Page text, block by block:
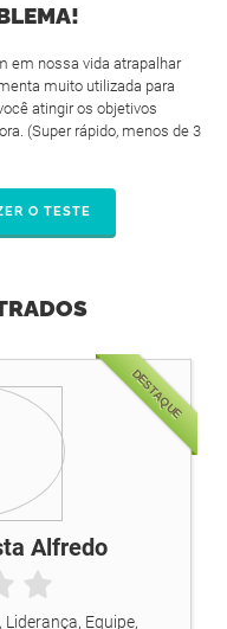
em nossa vida atrapalhar
muito utilizada para
atingir os objetivos
(Super rápido, menos de 3
O TESTE
DESTAQUE
Alfredo
Equipe,